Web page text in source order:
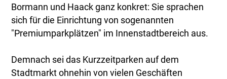
Bormann und Haack ganz konkret: Sie sprachen
sich für die Einrichtung von sogenannten
"Premiumparkplätzen" im Innenstadtbereich aus.
Demnach sei das Kurzzeitparken auf dem
Stadtmarkt ohnehin von vielen Geschäften